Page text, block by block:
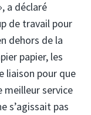
a déclaré
de travail pour
dehors de la
papier, les
liaison pour que
meilleur service
s’agissait pas